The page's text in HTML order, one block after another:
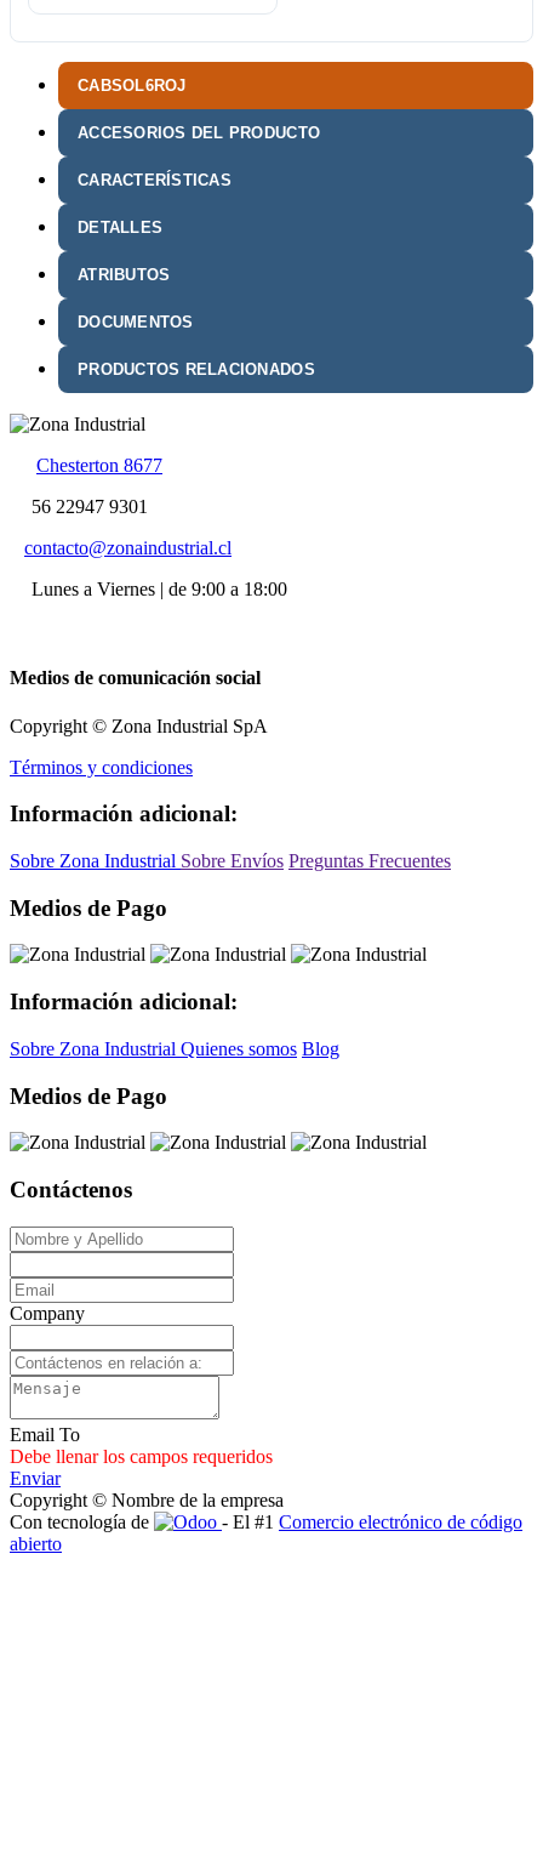
CABSOL6ROJ
ACCESORIOS DEL PRODUCTO
CARACTERÍSTICAS
DETALLES
ATRIBUTOS
DOCUMENTOS
PRODUCTOS RELACIONADOS
Chesterton 8677
56 22947 9301
contacto@zonaindustrial.cl
Lunes a Viernes | de 9:00 a 18:00
Medios de comunicación social
Copyright © Zona Industrial SpA
Términos y condiciones
Información adicional:
Sobre Zona Industrial Sobre Envíos Preguntas Frecuentes
Medios de Pago
Información adicional:
Sobre Zona Industrial Quienes somos Blog
Medios de Pago
Contáctenos
Company
Email To
Debe llenar los campos requeridos
Enviar
Copyright © Nombre de la empresa
Con tecnología de
- El #1 Comercio electrónico de código
abierto